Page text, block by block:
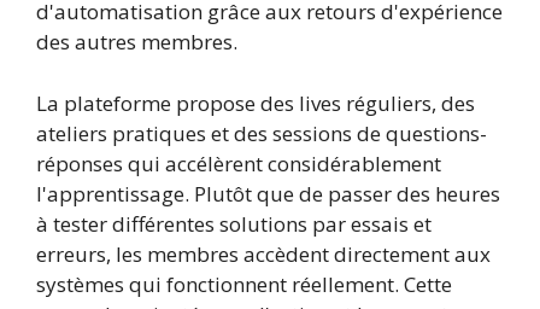
d'automatisation grâce aux retours d'expérience
des autres membres.
La plateforme propose des lives réguliers, des
ateliers pratiques et des sessions de questions-
réponses qui accélèrent considérablement
l'apprentissage. Plutôt que de passer des heures
à tester différentes solutions par essais et
erreurs, les membres accèdent directement aux
systèmes qui fonctionnent réellement. Cette